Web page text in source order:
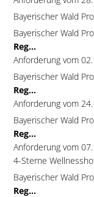
Bayerischer Wald
Bayerischer Wald
Reg...
Anforderung vom
Bayerischer Wald
Reg...
Anforderung vom
Bayerischer Wald
Reg...
Anforderung vom
4-Sterne
Bayerischer Wald
Reg...